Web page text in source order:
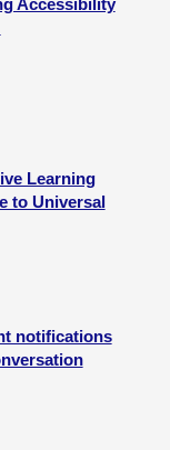
Accessibility
Learning
to Universal
notifications